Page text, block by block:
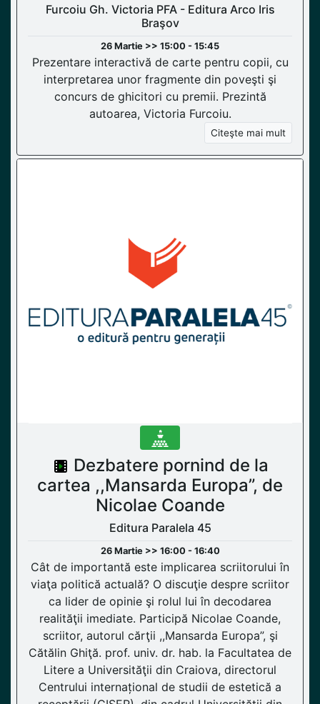
Furcoiu Gh. Victoria PFA - Editura Arco Iris
Braşov
26 Martie >> 15:00 - 15:45
Prezentare interactivă de carte pentru copii, cu
interpretarea unor fragmente din poveşti şi
concurs de ghicitori cu premii. Prezintă
autoarea, Victoria Furcoiu.
Citeşte mai mult
Dezbatere pornind de la
cartea ,,Mansarda Europa”, de
Nicolae Coande
Editura Paralela 45
26 Martie >> 16:00 - 16:40
Cât de importantă este implicarea scriitorului în
viaţa politică actuală? O discuţie despre scriitor
ca lider de opinie şi rolul lui în decodarea
realităţii imediate. Participă Nicolae Coande,
scriitor, autorul cărţii ,,Mansarda Europa”, şi
Cătălin Ghiţă. prof. univ. dr. hab. la Facultatea de
Litere a Universităţii din Craiova, directorul
Centrului internațional de studii de estetică a